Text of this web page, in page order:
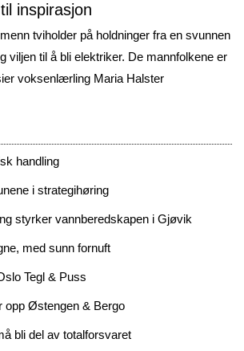
inspirasjon
tviholder på holdninger fra en svunnen
viljen til å bli elektriker. De mannfolkene er
voksenlærling Maria Halster
handling
i strategihøring
styrker vannberedskapen i Gjøvik
med sunn fornuft
Tegl & Puss
opp Østengen & Bergo
bli del av totalforsvaret